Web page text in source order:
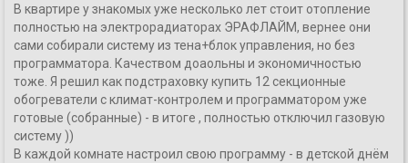
В квартире у знакомых уже несколько лет стоит отопление
полностью на электрорадиаторах ЭРАФЛАЙМ, вернее они
сами собирали систему из тена+блок управления, но без
программатора. Качеством доаольны и экономичностью
тоже. Я решил как подстраховку купить 12 секционные
обогреватели с климат-контролем и программатором уже
готовые (собранные) - в итоге , полностью отключил газовую
систему ))
В каждой комнате настроил свою программу - в детской днём